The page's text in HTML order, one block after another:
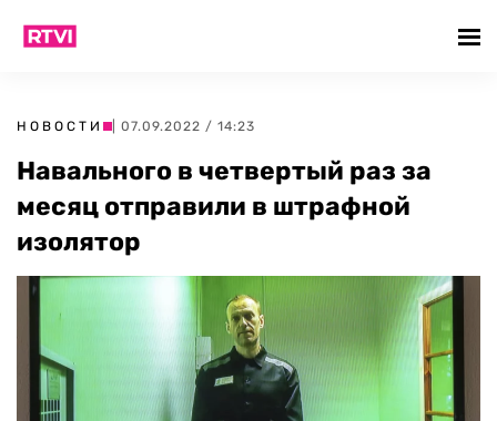
НОВОСТИ | 07.09.2022 / 14:23
Навального в четвертый раз за
месяц отправили в штрафной
изолятор